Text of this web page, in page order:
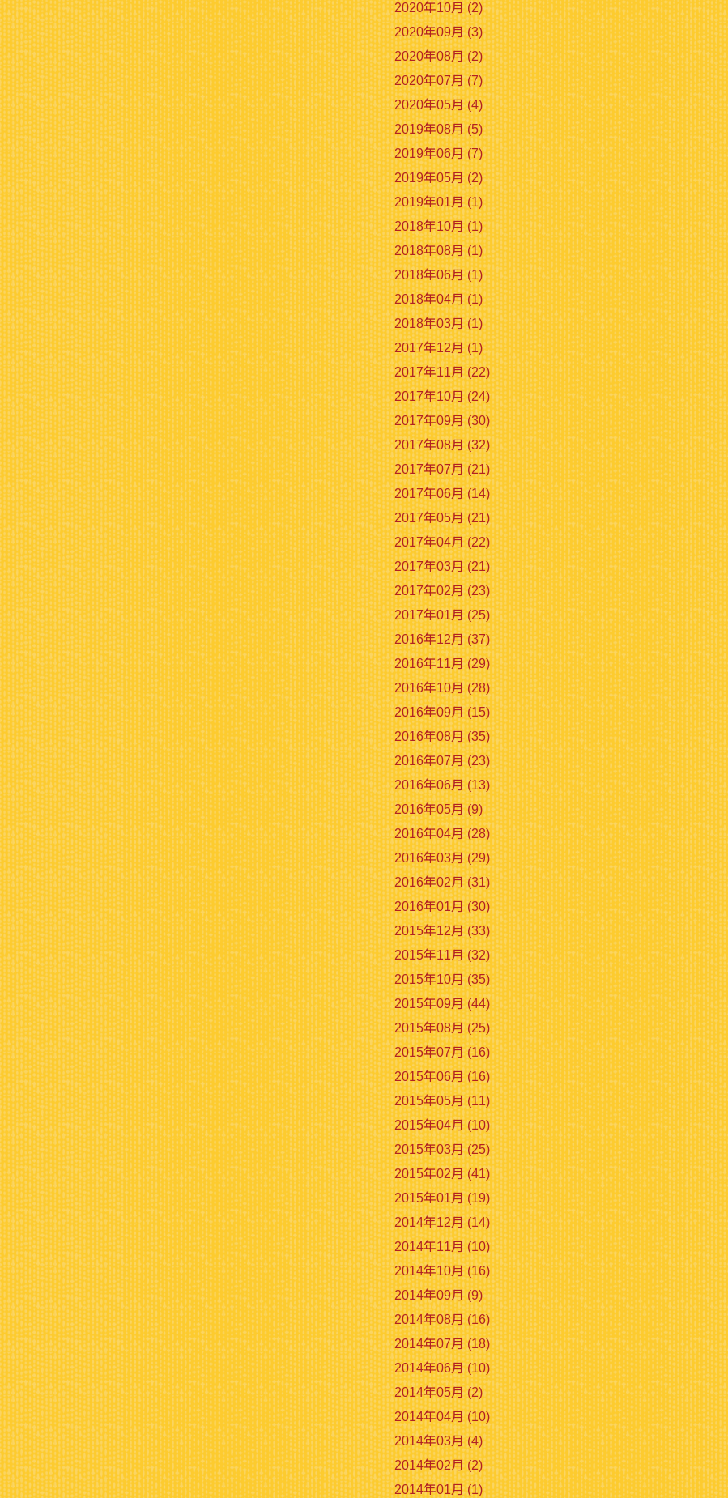
2020年10月 (2)
2020年09月 (3)
2020年08月 (2)
2020年07月 (7)
2020年05月 (4)
2019年08月 (5)
2019年06月 (7)
2019年05月 (2)
2019年01月 (1)
2018年10月 (1)
2018年08月 (1)
2018年06月 (1)
2018年04月 (1)
2018年03月 (1)
2017年12月 (1)
2017年11月 (22)
2017年10月 (24)
2017年09月 (30)
2017年08月 (32)
2017年07月 (21)
2017年06月 (14)
2017年05月 (21)
2017年04月 (22)
2017年03月 (21)
2017年02月 (23)
2017年01月 (25)
2016年12月 (37)
2016年11月 (29)
2016年10月 (28)
2016年09月 (15)
2016年08月 (35)
2016年07月 (23)
2016年06月 (13)
2016年05月 (9)
2016年04月 (28)
2016年03月 (29)
2016年02月 (31)
2016年01月 (30)
2015年12月 (33)
2015年11月 (32)
2015年10月 (35)
2015年09月 (44)
2015年08月 (25)
2015年07月 (16)
2015年06月 (16)
2015年05月 (11)
2015年04月 (10)
2015年03月 (25)
2015年02月 (41)
2015年01月 (19)
2014年12月 (14)
2014年11月 (10)
2014年10月 (16)
2014年09月 (9)
2014年08月 (16)
2014年07月 (18)
2014年06月 (10)
2014年05月 (2)
2014年04月 (10)
2014年03月 (4)
2014年02月 (2)
2014年01月 (1)